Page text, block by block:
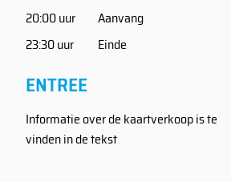
Over Den Boogaard
20:00 uur
Aanvang
23:30 uur
Einde
ENTREE
Informatie over de kaartverkoop is te
vinden in de tekst